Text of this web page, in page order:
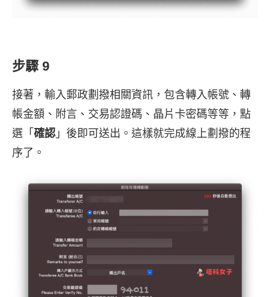
步驟 9
接著，輸入郵政劃撥相關資訊，包含轉入帳號、轉
帳金額、附言、交易認證碼、晶片卡密碼等等，點
選「 確認 」後即可送出。這樣就完成線上劃撥的程
序了。